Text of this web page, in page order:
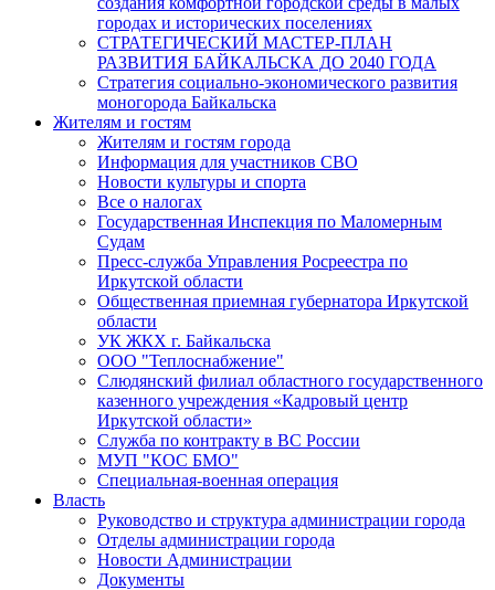
городах и исторических поселениях
СТРАТЕГИЧЕСКИЙ МАСТЕР-ПЛАН
РАЗВИТИЯ БАЙКАЛЬСКА ДО 2040 ГОДА
Стратегия социально-экономического развития
моногорода Байкальска
Жителям и гостям
Жителям и гостям города
Информация для участников СВО
Новости культуры и спорта
Все о налогах
Государственная Инспекция по Маломерным
Судам
Пресс-служба Управления Росреестра по
Иркутской области
Общественная приемная губернатора Иркутской
области
УК ЖКХ г. Байкальска
ООО "Теплоснабжение"
Слюдянский филиал областного государственного
казенного учреждения «Кадровый центр
Иркутской области»
Служба по контракту в ВС России
МУП "КОС БМО"
Специальная-военная операция
Власть
Руководство и структура администрации города
Отделы администрации города
Новости Администрации
Документы